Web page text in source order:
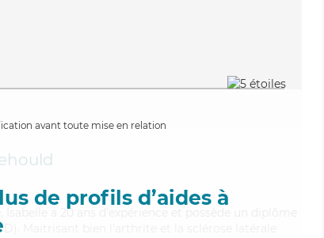
avant toute mise en relation
de profils d’aides à
Isabelle a 20 ans d'expérience et possède un diplôme
Maitrisant bien l'arthrite et la sclérose latérale